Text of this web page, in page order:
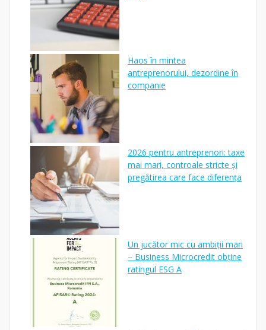
Haos în mintea
antreprenorului, dezordine în
companie
2026 pentru antreprenori: taxe
mai mari, controale stricte și
pregătirea care face diferența
Un jucător mic cu ambiții mari
– Business Microcredit obține
ratingul ESG A